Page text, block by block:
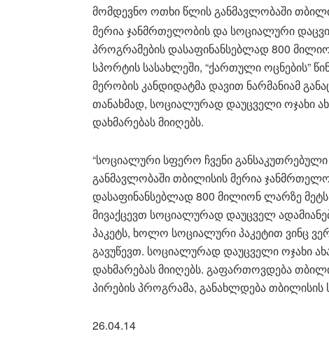
მომდევნო ოთხი წლის განმავლობაში
მერია ჯანმრთელობის და სოციალური
პროგრამების დასაფინანსებლად 800
სპორტის სასახლეში, “ქართული ოცნების”
მერობის კანდიდატმა დავით ნარმანიამ
თანახმად, სოციალურად დაუცველი ოჯახი
დახმარებას მიიღებს.
“სოციალური სფერო ჩვენი
განმავლობაში თბილისის მერია
დასაფინანსებლად 800 მილიონ ლარზე
მივაქცევთ სოციალურად დაუცველ
პაკეტს, ხოლო სოციალური პაკეტით ვინც
გავუწევთ. სოციალურად დაუცველი ოჯახი
დახმარებას მიიღებს. გაფართოვდება
პირების პროგრამა, განახლდება თბილისის
26.04.14